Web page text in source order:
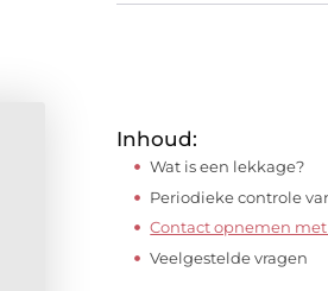
Inhoud:
Wat is een lekkage?
Periodieke controle
Contact opnemen
Veelgestelde vragen